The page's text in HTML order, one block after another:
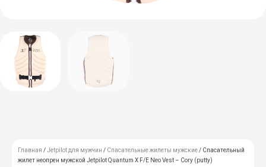
Главная /Jetpilot для мужчин / Спасательные жилеты мужские/ Спасательный
жилет неопрен мужской Jetpilot Quantum X F/E Neo Vest – Cory (putty)